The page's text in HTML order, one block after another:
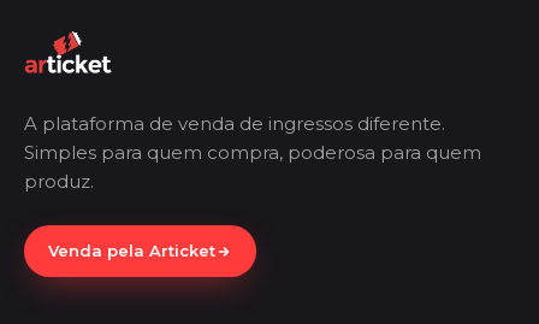
A plataforma de venda de ingressos diferente.
Simples para quem compra, poderosa para quem
produz.
Venda pela Articket